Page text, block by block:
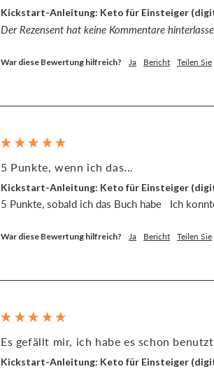
Kickstart-Anleitung: Keto für Einsteiger
Der Rezensent hat keine Kommentare
War diese Bewertung hilfreich? Ja Bericht Teilen Sie
5 Punkte, wenn ich das...
Kickstart-Anleitung: Keto für Einsteiger
5 Punkte, sobald ich das Buch habe   Ich
War diese Bewertung hilfreich? Ja Bericht Teilen Sie
Es gefällt mir, ich habe es schon
Kickstart-Anleitung: Keto für Einsteiger